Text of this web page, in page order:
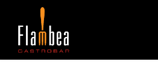
Ir al contenido